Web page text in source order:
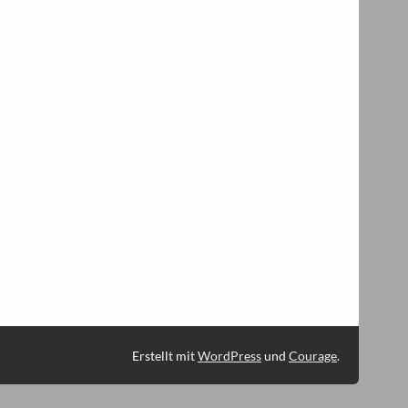
Erstellt mitWordPressund Courage.